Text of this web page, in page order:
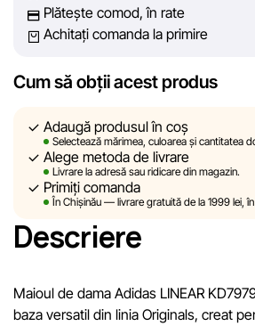
poate garanta acuratețea absolută a
din cauza unor posibile erori tehnice
actualitatea informațiilor de pe resurse
Sportlandia își rezervă dreptul de a
fără notificare prealabilă, descrierile,
produselor. Imaginile prezentate pe
caracter pur ilustrativ. Informațiile
oferite exclusiv în scop informativ.
cadourilor, plăților în rate și creditării
compania Sportlandia în mod
Plătește comod, în rate
Achitați comanda la primire
Cum să obții acest produs
Adaugă produsul în coș
Selectează mărimea, culoarea și cantitatea
Alege metoda de livrare
Livrare la adresă sau ridicare din magazin.
Primiți comanda
În Chișinău — livrare gratuită de la 1999 lei,
Descriere
Maioul de dama Adidas LINEAR
baza versatil din linia Originals, creat